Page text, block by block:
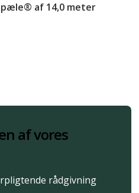
af 14,0 meter
af vores
rådgivning